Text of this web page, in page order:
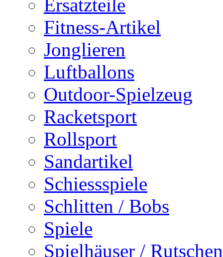
Ersatzteile
Fitness-Artikel
Jonglieren
Luftballons
Outdoor-Spielzeug
Racketsport
Rollsport
Sandartikel
Schiessspiele
Schlitten / Bobs
Spiele
Spielhäuser / Rutschen